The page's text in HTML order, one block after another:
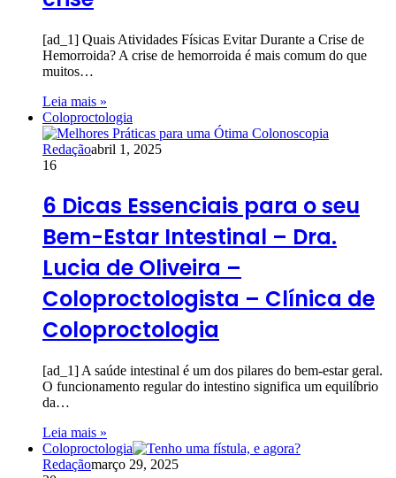
[ad_1] Quais Atividades Físicas Evitar Durante a Crise de
Hemorroida? A crise de hemorroida é mais comum do que
muitos…
Leia mais »
Coloproctologia
Redaçãoabril 1, 2025
16
6 Dicas Essenciais para o seu
Bem-Estar Intestinal – Dra.
Lucia de Oliveira –
Coloproctologista – Clínica de
Coloproctologia
[ad_1] A saúde intestinal é um dos pilares do bem-estar geral.
O funcionamento regular do intestino significa um equilíbrio
da…
Leia mais »
Coloproctologia
Redaçãomarço 29, 2025